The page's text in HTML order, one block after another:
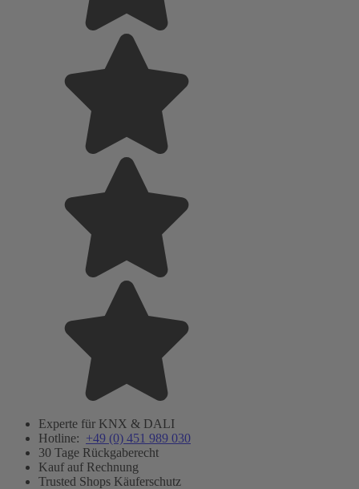
Experte für KNX & DALI
Hotline: +49 (0) 451 989 030
30 Tage Rückgaberecht
Kauf auf Rechnung
Trusted Shops Käuferschutz